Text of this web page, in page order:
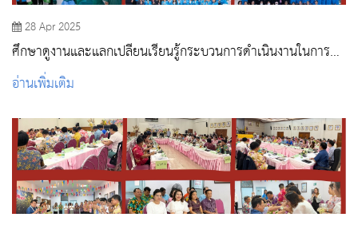
28 Apr 2025
ศึกษาดูงานและแลกเปลี่ยนเรียนรู้กระบวนการดำเนินงานในการ
เทียบเคียงสมรรถนะ (Benchmarking) ณ สถาบันการพยาบาลศรี
สวรินทิรา สภากาชาดไทย
อ่านเพิ่มเติม